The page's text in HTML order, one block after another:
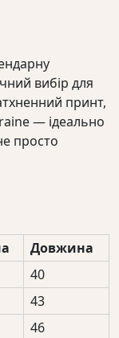
вибір для
принт,
— ідеально
просто
Довжина
40
43
46